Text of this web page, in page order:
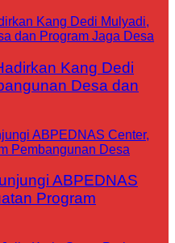
Kang Dedi
Desa dan
ABPEDNAS
Program